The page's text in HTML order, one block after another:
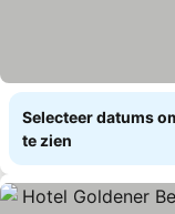
Selecteer datums
te zien